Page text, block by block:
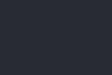
вы сами играли в
чистый. Абсолютно